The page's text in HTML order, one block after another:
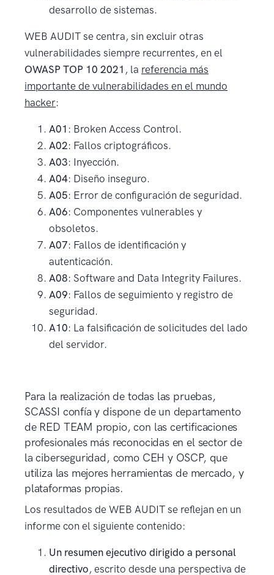
desarrollo de sistemas.
WEB AUDIT se centra, sin excluir otras
vulnerabilidades siempre recurrentes, en el
OWASP TOP 10 2021 , la referencia más
importante de vulnerabilidades en el mundo
hacker:
A01 : Broken Access Control.
A02: Fallos criptográficos.
A03: Inyección.
A04: Diseño inseguro.
A05: Error de configuración de seguridad.
A06: Componentes vulnerables y
obsoletos.
A07: Fallos de identificación y
autenticación.
A08: Software and Data Integrity Failures.
A09: Fallos de seguimiento y registro de
seguridad.
A10: La falsificación de solicitudes del lado
del servidor.
Para la realización de todas las pruebas,
SCASSI confía y dispone de un departamento
de RED TEAM propio, con las certificaciones
profesionales más reconocidas en el sector de
la ciberseguridad, como CEH y OSCP, que
utiliza las mejores herramientas de mercado, y
plataformas propias.
Los resultados de WEB AUDIT se reflejan en un
informe con el siguiente contenido:
Un resumen ejecutivo dirigido a personal
directivo, escrito desde una perspectiva de